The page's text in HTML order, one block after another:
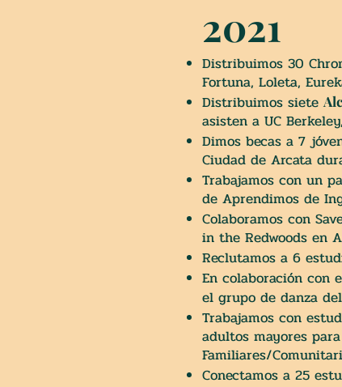
2021
Distribuimos 30
Fortuna, Loleta,
Distribuimos siete
asisten a UC
Dimos becas a 7
Ciudad de Arcata
Trabajamos con un
de Aprendimos de
Colaboramos con
in the Redwoods en
Reclutamos a 6
En colaboración con
el grupo de danza
Trabajamos con
adultos mayores
Familiares/
Conectamos a 25